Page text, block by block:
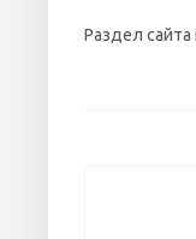
Раздел сайта